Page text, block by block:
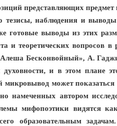
представляющих предмет
тезисы, наблюдения и
готовые выводы из этих
и теоретических вопросов в
Бесконвойный», А.
и в этом плане
микровывод может
намеченных автором
мифопоэтики видятся
образовательным